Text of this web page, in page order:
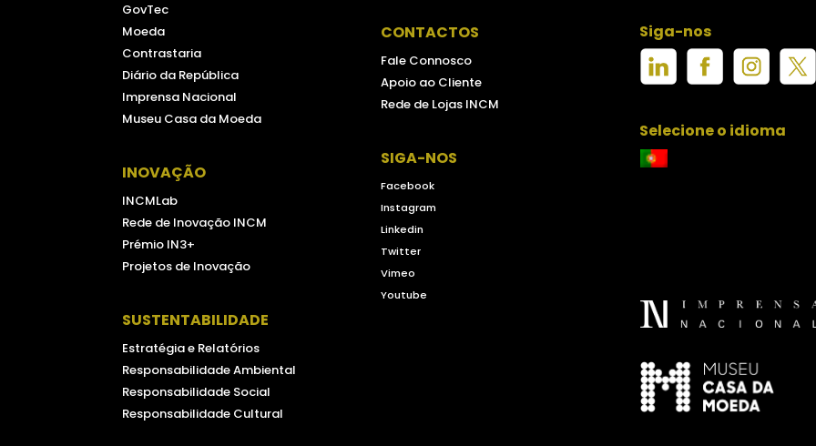
GovTec
Moeda
Contrastaria
Diário da República
Imprensa Nacional
Museu Casa da Moeda
INOVAÇÃO
INCMLab
Rede de Inovação INCM
Prémio IN3+
Projetos de Inovação
SUSTENTABILIDADE
Estratégia e Relatórios
Responsabilidade Ambiental
Responsabilidade Social
Responsabilidade Cultural
CONTACTOS
Fale Connosco
Apoio ao Cliente
Rede de Lojas INCM
SIGA-NOS
Facebook
Instagram
Linkedin
Twitter
Vimeo
Youtube
Siga-nos
Selecione o idioma